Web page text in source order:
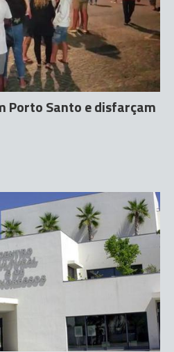
Porto Santo e disfarçam